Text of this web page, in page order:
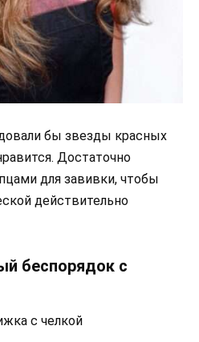
бы звезды красных
Достаточно
для завивки, чтобы
действительно
беспорядок с